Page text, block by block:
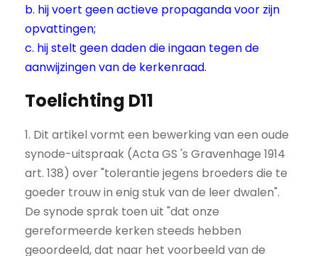
b. hij voert geen actieve propaganda voor zijn
opvattingen;
c. hij stelt geen daden die ingaan tegen de
aanwijzingen van de kerkenraad.
Toelichting D11
1. Dit artikel vormt een bewerking van een oude
synode-uitspraak (Acta GS 's Gravenhage 1914
art. 138) over "tolerantie jegens broeders die te
goeder trouw in enig stuk van de leer dwalen".
De synode sprak toen uit "dat onze
gereformeerde kerken steeds hebben
geoordeeld, dat naar het voorbeeld van de